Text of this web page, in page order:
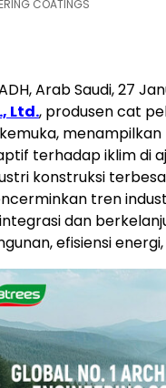
COATINGS
Arab Saudi, 27
Ltd., produsen cat
terhadap iklim di
konstruksi
tren
dan
efisiensi